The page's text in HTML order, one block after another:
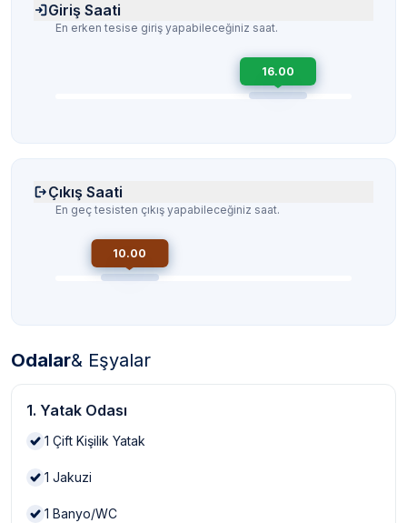
Giriş Saati
En erken tesise giriş yapabileceğiniz saat.
16.00
Çıkış Saati
En geç tesisten çıkış yapabileceğiniz saat.
10.00
Odalar& Eşyalar
1. Yatak Odası
1 Çift Kişilik Yatak
1 Jakuzi
1 Banyo/WC